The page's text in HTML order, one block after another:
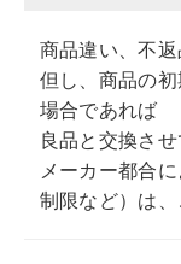
商品違い、不返
但し、商品の
場合であれば
良品と交換させ
メーカー都合
制限など）は、